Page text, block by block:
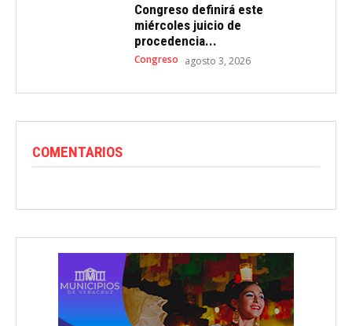
Congreso definirá este
miércoles juicio de
procedencia...
Congreso agosto 3, 2026
COMENTARIOS